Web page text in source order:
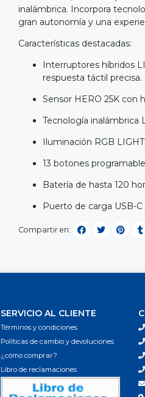
inalámbrica. Incorpora
gran autonomía y una
Características destacadas:
Interruptores híbridos
respuesta táctil precisa.
Sensor HERO 25K con
Tecnología inalámbrica
Iluminación RGB
13 botones
Batería de hasta 120
Puerto de carga USB-
Compartir en:
SERVICIO AL CLIENTE
Términos y condiciones
Políticas de cambio y devoluciones
¿cómo comprar?
Libro de reclamaciones